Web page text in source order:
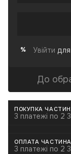
% Увійти
До
ПОКУПКА
3 платежі по 2
ОПЛАТА
3 платежі по 2